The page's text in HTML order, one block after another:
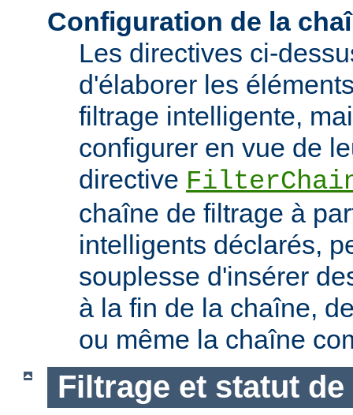
Configuration de la
Les directives ci-
d'élaborer les
filtrage intelligente,
configurer en vue de
directive
chaîne de filtrage à
intelligents déclarés,
souplesse d'insérer
à la fin de la chaîne,
ou même la chaîne
Filtrage et statut